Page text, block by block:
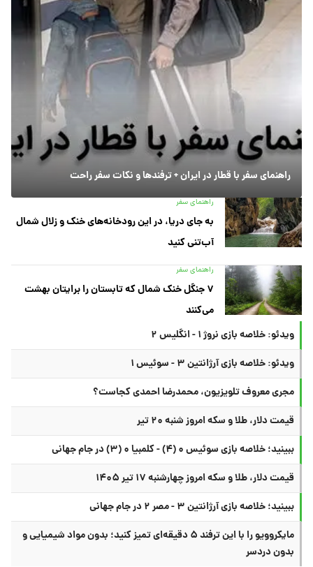
راهنمای سفر با قطار در ایران + ترفندها و نکات سفر راحت
راهنمای سفر
به جای دریا، در این رودخانه‌های خنک و زلال شمال
آب‌تنی کنید
راهنمای سفر
۷ جنگل خنک شمال که تابستان را برایتان بهشت
می‌کنند
ویدئو: خلاصه بازی نروژ ۱ - انگلیس ۲
ویدئو: خلاصه بازی آرژانتین ۳ - سوئیس ۱
مجری معروف تلویزیون، محمدرضا احمدی کجاست؟
قیمت دلار، طلا و سکه امروز شنبه ۲۰ تیر
ببینید؛ خلاصه بازی سوئیس ۰ (۴) - کلمبیا ۰ (۳) در جام جهانی
قیمت دلار، طلا و سکه امروز چهارشنبه ۱۷ تیر ۱۴۰۵
ببینید؛ خلاصه بازی آرژانتین ۳ - مصر ۲ در جام جهانی
مایکروویو را با این ترفند ۵ دقیقه‌ای تمیز کنید؛ بدون مواد شیمیایی و
بدون دردسر